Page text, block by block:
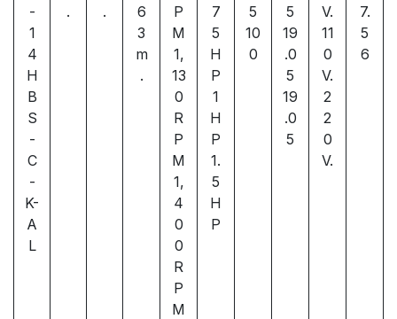
-
1
4
H
B
S
-
C
-
K-
A
L
.
.
6
3
m
.
P
M
1,
13
0
R
P
M
1,
4
0
0
R
P
M
7
5
H
P
1
H
P
1.
5
H
P
5
10
0
5
19
.0
5
19
.0
5
V.
11
0
V.
2
2
0
V.
7.
5
6